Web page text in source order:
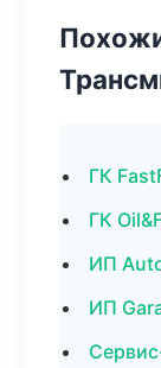
ГК
ГК
ИП
ИП